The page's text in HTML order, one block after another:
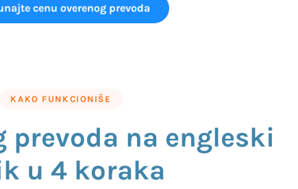
cenu overenog prevoda
KAKO FUNKCIONIŠE
prevoda na engleski
u 4 koraka